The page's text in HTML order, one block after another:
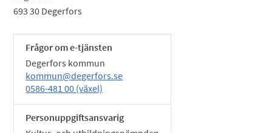
693 30 Degerfors
Frågor om e-tjänsten
Degerfors kommun
kommun@degerfors.se
0586-481 00 (växel)
Personuppgiftsansvarig